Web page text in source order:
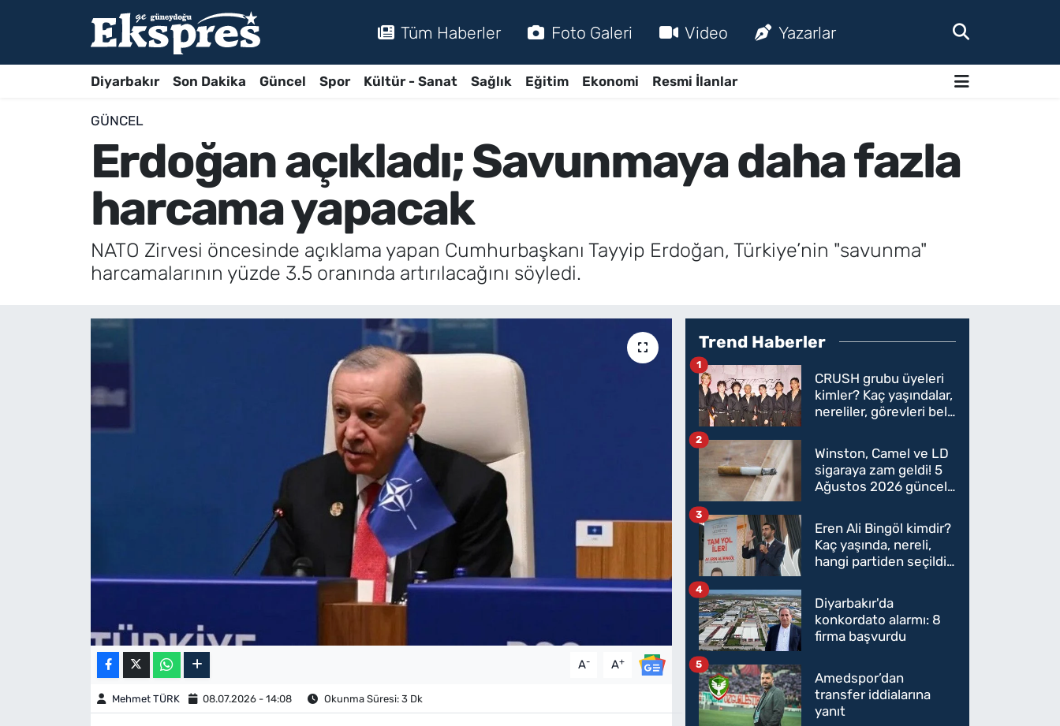
Tüm Haberler Foto Galeri Video Yazarlar
Diyarbakır Son Dakika Güncel Spor Kültür - Sanat Sağlık Eğitim Ekonomi Resmi İlanlar
GÜNCEL
Erdoğan açıkladı; Savunmaya daha fazla
harcama yapacak
NATO Zirvesi öncesinde açıklama yapan Cumhurbaşkanı Tayyip Erdoğan, Türkiye’nin "savunma"
harcamalarının yüzde 3.5 oranında artırılacağını söyledi.
A- A+
Mehmet TÜRK 08.07.2026 - 14:08 Okunma Süresi: 3 Dk
Trend Haberler
CRUSH grubu üyeleri
kimler? Kaç yaşındalar,
nereliler, görevleri belli
1
Winston, Camel ve LD
sigaraya zam geldi! 5
Ağustos 2026 güncel
oldu
2
Eren Ali Bingöl kimdir?
Kaç yaşında, nereli,
hangi partiden seçildi?
Parti'ye mi geçecek?
3
Diyarbakır'da
konkordato alarmı: 8
firma başvurdu
4
Amedspor’dan
transfer iddialarına
yanıt
5